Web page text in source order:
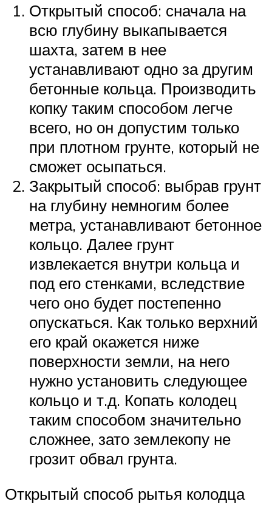
Открытый способ: сначала на
всю глубину выкапывается
шахта, затем в нее
устанавливают одно за другим
бетонные кольца. Производить
копку таким способом легче
всего, но он допустим только
при плотном грунте, который не
сможет осыпаться.
Закрытый способ: выбрав грунт
на глубину немногим более
метра, устанавливают бетонное
кольцо. Далее грунт
извлекается внутри кольца и
под его стенками, вследствие
чего оно будет постепенно
опускаться. Как только верхний
его край окажется ниже
поверхности земли, на него
нужно установить следующее
кольцо и т.д. Копать колодец
таким способом значительно
сложнее, зато землекопу не
грозит обвал грунта.
Открытый способ рытья колодца